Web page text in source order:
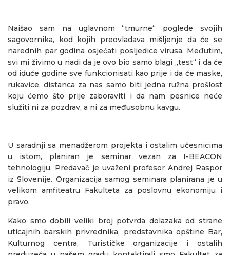
Naišao sam na uglavnom “tmurne“ poglede svojih
sagovornika, kod kojih preovladava mišljenje da će se
narednih par godina osjećati posljedice virusa. Međutim,
svi mi živimo u nadi da je ovo bio samo blagi „test“ i da će
od iduće godine sve funkcionisati kao prije i da će maske,
rukavice, distanca za nas samo biti jedna ružna prošlost
koju ćemo što prije zaboraviti i da nam pesnice neće
služiti ni za pozdrav, a ni za međusobnu kavgu.
U saradnji sa menadžerom projekta i ostalim učesnicima
u istom, planiran je seminar vezan za I-BEACON
tehnologiju. Predavač je uvaženi profesor Andrej Raspor
iz Slovenije. Organizacija samog seminara planirana je u
velikom amfiteatru Fakulteta za poslovnu ekonomiju i
pravo.
Kako smo dobili veliki broj potvrda dolazaka od strane
uticajnih barskih privrednika, predstavnika opštine Bar,
Kulturnog centra, Turističke organizacije i ostalih